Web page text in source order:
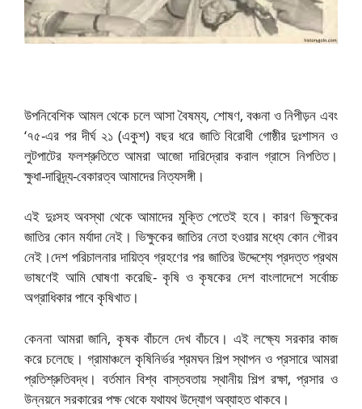
উপনিবেশিক আমল থেকে চলে আসা বৈষম্য, শোষণ, বঞ্চনা ও নিপীড়ন এবং
‘৭৫-এর পর দীর্ঘ ২১ (একুশ) বছর ধরে জাতি বিরোধী গোষ্ঠীর দুঃশাসন ও
লুটপাটের ফলশ্রুতিতে আমরা আজো দারিদ্রোর করাল গ্রাসে নিপতিত।
ক্ষুধা-দারিদ্র্য-বেকারত্ব আমাদের নিত্যসঙ্গী।
এই দুঃসহ অবস্থা থেকে আমাদের মুক্তি পেতেই হবে। কারণ ভিক্ষুকের
জাতির কোন মর্যাদা নেই। ভিক্ষুকের জাতির নেতা হওয়ার মধ্যে কোন গৌরব
নেই।দেশ পরিচালনার দায়িত্ব গ্রহণের পর জাতির উদ্দেশ্যে প্রদত্ত প্রথম
ভাষণেই আমি ঘোষণা করেছি- কৃষি ও কৃষকের দেশ বাংলাদেশে সর্বোচ্চ
অগ্রাধিকার পাবে কৃষিখাত।
কেননা আমরা জানি, কৃষক বাঁচলে দেখ বাঁচবে। এই লক্ষ্যে সরকার কাজ
করে চলেছে। গ্রামাঞ্চলে কৃষিনির্ভর শ্রমঘন শিল্প স্থাপন ও প্রসারে আমরা
প্রতিশ্রুতিবদ্ধ। বর্তমান বিশ্ব বাস্তবতায় স্থানীয় শিল্প রক্ষা, প্রসার ও
উন্নয়নে সরকারের পক্ষ থেকে যথাযথ উদ্যোগ অব্যাহত থাকবে।